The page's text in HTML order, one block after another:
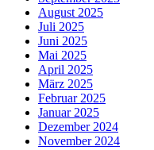
August 2025
Juli 2025
Juni 2025
Mai 2025
April 2025
März 2025
Februar 2025
Januar 2025
Dezember 2024
November 2024